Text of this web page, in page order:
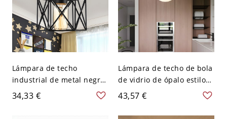
Lámpara de techo
industrial de metal negro
con diseño de jaula
hexagonal para sala de
34,33 €
Lámpara de techo de bola
de vidrio de ópalo estilo
simple con montaje
empotrado de 1 luz y
dosel negro
43,57 €